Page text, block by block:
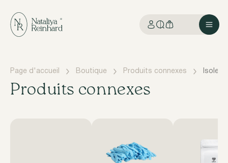
Page d'accueil Boutique Produits connexes
Produits connexes